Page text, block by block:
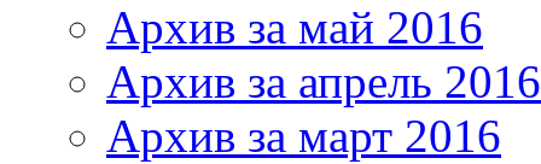
Архив за май 2016
Архив за апрель 2016
Архив за март 2016